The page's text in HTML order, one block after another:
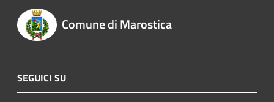
Comune di Marostica
SEGUICI SU